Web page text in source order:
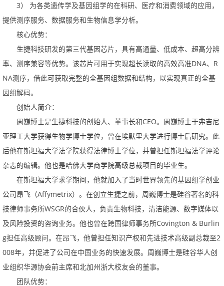
3）
为各类遗传学及基因组学的在科研、医疗和消费领域的应用，
提供测序服务、数据服务和生物信息学分析。
核心优势：
生捷科技研发的第三代基因芯片，具有高通量、低成本、超高分辨
率、测序兼容等优势。该芯片可用于实现超长读取的高效高准DNA、 R
NA测序，借此可获取完整的全基因组数据和结构，以实现真正的全基
因组解码。
创始人简介：
周巍博士是生捷科技的创始人、董事长和 CEO。 周巍博士于弗吉尼
亚理工大学获得生物学博士学位，曾在埃默里大学进行博士后研究。此
后他在斯坦福大学法学院获得法律博士学位，并曾担任斯坦福法学评论
杂志的编辑。他也是哈佛大学商学院高级总裁项目的毕业生。
在斯坦福大学求学期间，他就加入了当时世界领先的基因组学创业
公司昂飞（Affymetrix）。 在创立生捷之前，周巍博士是硅谷著名的科
技律师事务所WSGR的合伙人，负责生物科技，清洁能源、数字媒体以
及风险投资的咨询业务。他也曾在跨国律师事务所Covington&Burlin
g担任高级顾问。在昂飞，他曾担任知识产权和先进技术高级副总裁至2
008年，并促进了公司在中国业务的快速发展。周巍博士是硅谷华人创
业组织华源协会前主席和北加州浙大校友会的董事。
团队优势：